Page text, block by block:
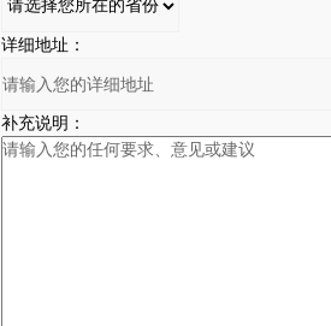
详细地址：
补充说明：